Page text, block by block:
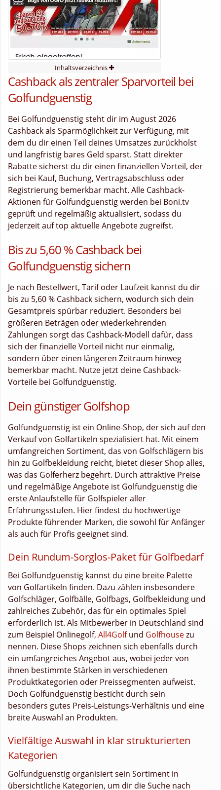
Inhaltsverzeichnis
Cashback als zentraler Sparvorteil bei
Golfundguenstig
Bei Golfundguenstig steht dir im August 2026
Cashback als Sparmöglichkeit zur Verfügung, mit
dem du dir einen Teil deines Umsatzes zurückholst
und langfristig bares Geld sparst. Statt direkter
Rabatte sicherst du dir einen finanziellen Vorteil, der
sich bei Kauf, Buchung, Vertragsabschluss oder
Registrierung bemerkbar macht. Alle Cashback-
Aktionen für Golfundguenstig werden bei Boni.tv
geprüft und regelmäßig aktualisiert, sodass du
jederzeit auf top aktuelle Angebote zugreifst.
Bis zu 5,60 % Cashback bei
Golfundguenstig sichern
Je nach Bestellwert, Tarif oder Laufzeit kannst du dir
bis zu 5,60 % Cashback sichern, wodurch sich dein
Gesamtpreis spürbar reduziert. Besonders bei
größeren Beträgen oder wiederkehrenden
Zahlungen sorgt das Cashback-Modell dafür, dass
sich der finanzielle Vorteil nicht nur einmalig,
sondern über einen längeren Zeitraum hinweg
bemerkbar macht. Nutze jetzt deine Cashback-
Vorteile bei Golfundguenstig.
Dein günstiger Golfshop
Golfundguenstig ist ein Online-Shop, der sich auf den
Verkauf von Golfartikeln spezialisiert hat. Mit einem
umfangreichen Sortiment, das von Golfschlägern bis
hin zu Golfbekleidung reicht, bietet dieser Shop alles,
was das Golferherz begehrt. Durch attraktive Preise
und regelmäßige Angebote ist Golfundguenstig die
erste Anlaufstelle für Golfspieler aller
Erfahrungsstufen. Hier findest du hochwertige
Produkte führender Marken, die sowohl für Anfänger
als auch für Profis geeignet sind.
Dein Rundum-Sorglos-Paket für Golfbedarf
Bei Golfundguenstig kannst du eine breite Palette
von Golfartikeln finden. Dazu zählen insbesondere
Golfschläger, Golfbälle, Golfbags, Golfbekleidung und
zahlreiches Zubehör, das für ein optimales Spiel
erforderlich ist. Als Mitbewerber in Deutschland sind
zum Beispiel Onlinegolf, All4Golfund Golfhousezu
nennen. Diese Shops zeichnen sich ebenfalls durch
ein umfangreiches Angebot aus, wobei jeder von
ihnen bestimmte Stärken in verschiedenen
Produktkategorien oder Preissegmenten aufweist.
Doch Golfundguenstig besticht durch sein
besonders gutes Preis-Leistungs-Verhältnis und eine
breite Auswahl an Produkten.
Vielfältige Auswahl in klar strukturierten
Kategorien
Golfundguenstig organisiert sein Sortiment in
übersichtliche Kategorien, um dir die Suche nach